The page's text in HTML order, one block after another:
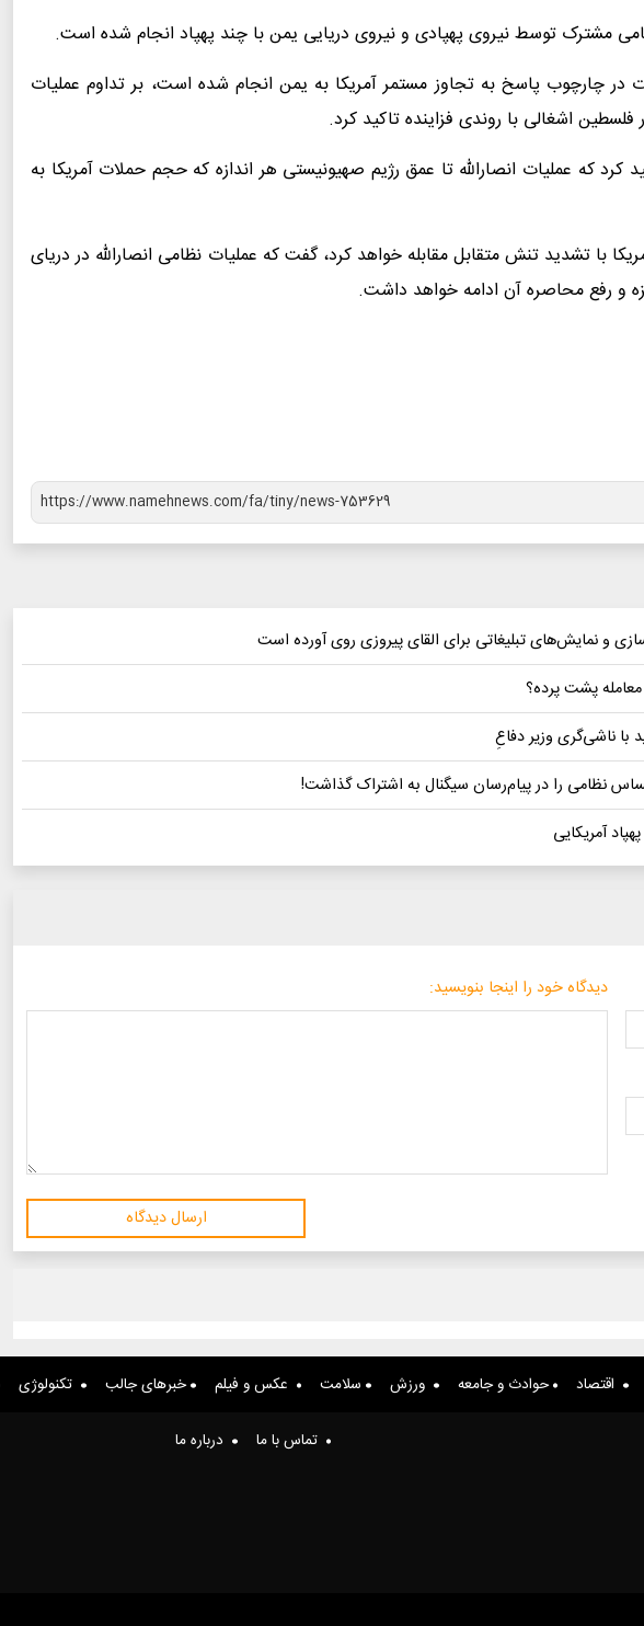
مشترک توسط نیروی پهپادی و نیروی دریایی یمن با چند پهپاد انجام شده است.
در چارچوب پاسخ به تجاوز مستمر آمریکا به یمن انجام شده است، بر تداوم عملیات
اشغالی با روندی فزاینده تاکید کرد.
که عملیات انصارالله تا عمق رژیم صهیونیستی هر اندازه که حجم حملات آمریکا به
با تشدید تنش متقابل مقابله خواهد کرد، گفت که عملیات نظامی انصارالله در دریای
و رفع محاصره آن ادامه خواهد داشت.
و نمایش‌های تبلیغاتی برای القای پیروزی روی آورده است
پشت پرده؟
با ناشی‌گری وزیر دفاعِ
نظامی را در پیام‌رسان سیگنال به اشتراک گذاشت!
آمریکایی
دیدگاه خود را اینجا بنویسید:
ارسال دیدگاه
اقتصاد حوادث و جامعه ورزش سلامت عکس و فیلم خبرهای جالب تکنولوژی
تماس با ما درباره ما